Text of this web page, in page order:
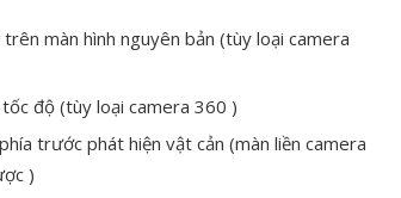
màn hình nguyên bản (tùy loại camera
độ (tùy loại camera 360 )
trước phát hiện vật cản (màn liền camera
)